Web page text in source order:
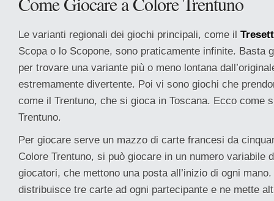
Le varianti regionali dei giochi principali, come il
Scopa o lo Scopone, sono praticamente infinite. Basta
per trovare una variante più o meno lontana
estremamente divertente. Poi vi sono giochi che
come il Trentuno, che si gioca in Toscana. Ecco come
Trentuno.
Per giocare serve un mazzo di carte francesi da
Colore Trentuno, si può giocare in un numero variabile
giocatori, che mettono una posta all’inizio di ogni
distribuisce tre carte ad ogni partecipante e ne mette